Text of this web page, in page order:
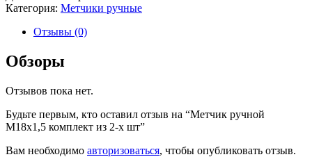
Категория: Метчики ручные
Отзывы (0)
Обзоры
Отзывов пока нет.
Будьте первым, кто оставил отзыв на “Метчик ручной
М18х1,5 комплект из 2-х шт”
Вам необходимо авторизоваться, чтобы опубликовать отзыв.